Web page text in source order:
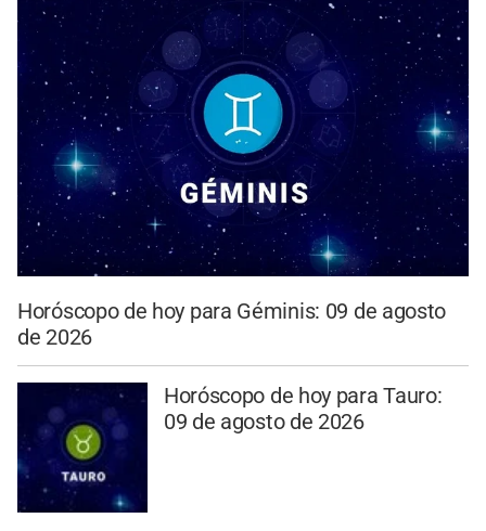
Horóscopo de hoy para Géminis: 09 de agosto
de 2026
Horóscopo de hoy para Tauro:
09 de agosto de 2026